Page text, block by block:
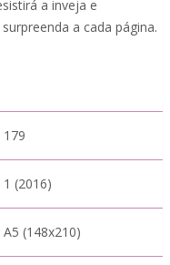
a inveja e
a cada página.
179
1 (2016)
A5 (148x210)